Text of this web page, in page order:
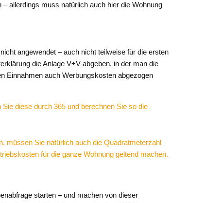
allerdings muss natürlich auch hier die Wohnung
angewendet – auch nicht teilweise für die ersten
die Anlage V+V abgeben, in der man die
Einnahmen auch Werbungskosten abgezogen
diese durch 365 und berechnen Sie so die
müssen Sie natürlich auch die Quadratmeterzahl
für die ganze Wohnung geltend machen.
starten – und machen von dieser